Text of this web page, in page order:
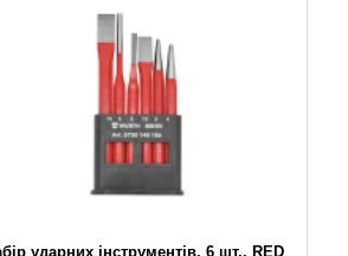
ударних інструментів, 6 шт., RED